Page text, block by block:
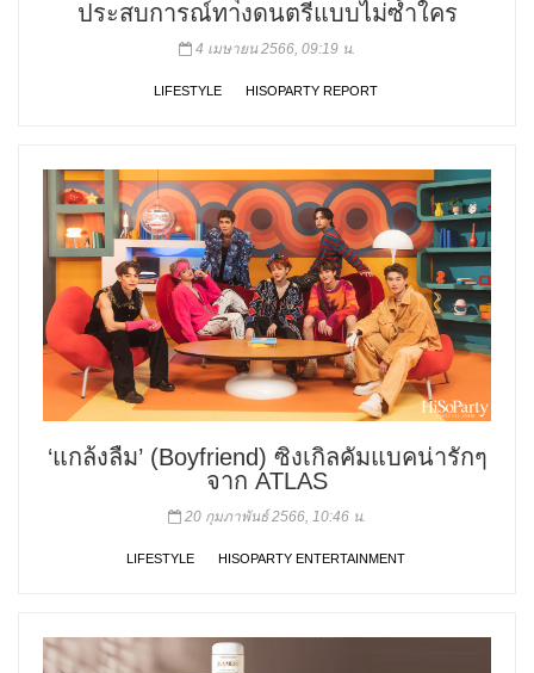
ประสบการณ์ทางดนตรีแบบไม่ซ้ำใคร
4 เมษายน 2566, 09:19 น.
LIFESTYLE HISOPARTY REPORT
‘แกล้งลืม’ (Boyfriend) ซิงเกิลคัมแบคน่ารักๆ
จาก ATLAS
20 กุมภาพันธ์ 2566, 10:46 น.
LIFESTYLE HISOPARTY ENTERTAINMENT